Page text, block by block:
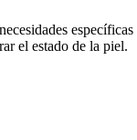
el estado de la piel.